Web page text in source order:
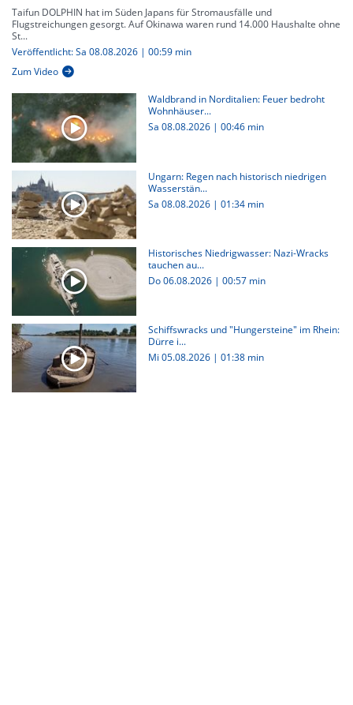
Taifun DOLPHIN hat im Süden Japans für Stromausfälle und
Flugstreichungen gesorgt. Auf Okinawa waren rund 14.000 Haushalte ohne
St...
Veröffentlicht: Sa 08.08.2026 | 00:59 min
Zum Video
Waldbrand in Norditalien: Feuer bedroht
Wohnhäuser...
Sa 08.08.2026 | 00:46 min
Ungarn: Regen nach historisch niedrigen
Wasserstän...
Sa 08.08.2026 | 01:34 min
Historisches Niedrigwasser: Nazi-Wracks
tauchen au...
Do 06.08.2026 | 00:57 min
Schiffswracks und "Hungersteine" im Rhein:
Dürre i...
Mi 05.08.2026 | 01:38 min